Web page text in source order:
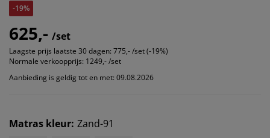
-19%
625,- /set
Laagste prijs laatste 30 dagen: 775,- /set (-19%)
Normale verkoopprijs: 1249,- /set
Aanbieding is geldig tot en met: 09.08.2026
Matras kleur: Zand-91